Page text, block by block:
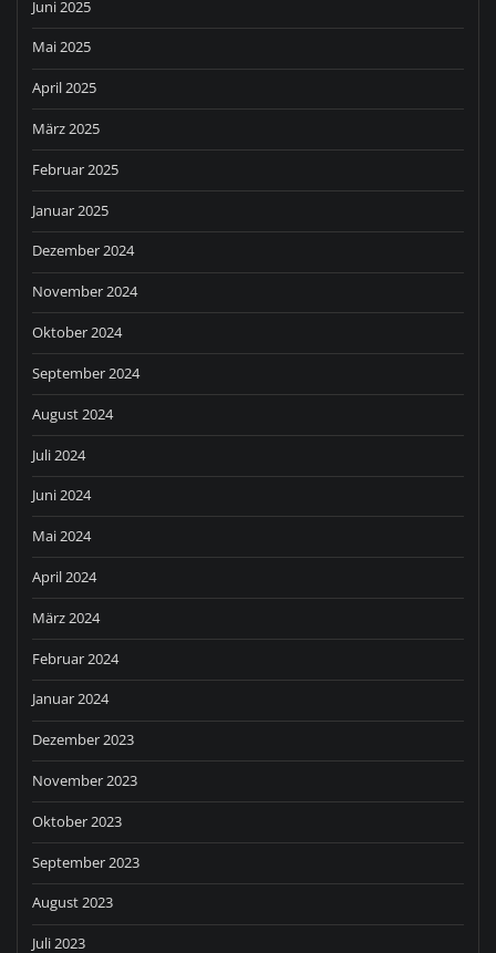
Juni 2025
Mai 2025
April 2025
März 2025
Februar 2025
Januar 2025
Dezember 2024
November 2024
Oktober 2024
September 2024
August 2024
Juli 2024
Juni 2024
Mai 2024
April 2024
März 2024
Februar 2024
Januar 2024
Dezember 2023
November 2023
Oktober 2023
September 2023
August 2023
Juli 2023